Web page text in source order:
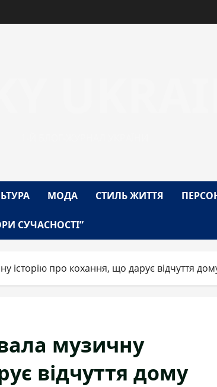
МОДА СТИЛЬ ЖИТТЯ
СУЧАСНОСТІ”
історію про кохання, що дарує відчуття
музичну
відчуття дому